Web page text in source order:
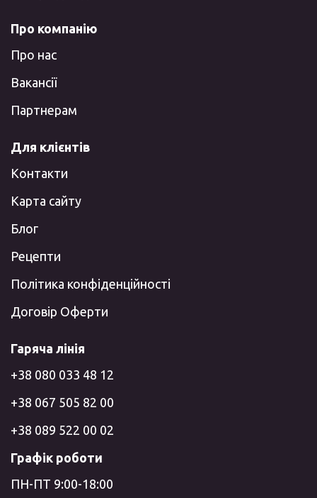
Про компанію
Про нас
Вакансії
Партнерам
Для клієнтів
Контакти
Карта сайту
Блог
Рецепти
Політика конфіденційності
Договір Оферти
Гаряча лінія
+38 080 033 48 12
+38 067 505 82 00
+38 089 522 00 02
Графік роботи
ПН-ПТ 9:00-18:00